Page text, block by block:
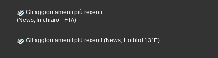
Gli aggiornamenti più recenti
(News, In chiaro - FTA)
Gli aggiornamenti più recenti (News, Hotbird 13°E)